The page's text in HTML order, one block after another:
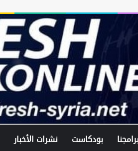
بودكاست نشرات الأخبار